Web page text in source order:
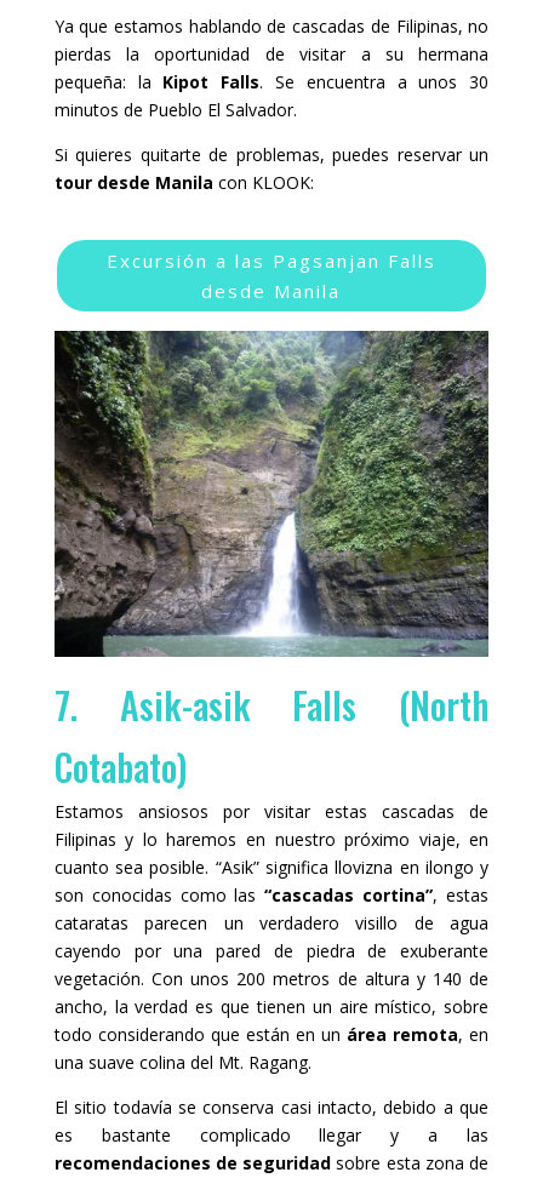
Ya que estamos hablando de cascadas de Filipinas, no
pierdas la oportunidad de visitar a su hermana
pequeña: la Kipot Falls. Se encuentra a unos 30
minutos de Pueblo El Salvador.
Si quieres quitarte de problemas, puedes reservar un
tour desde Manila con KLOOK:
Excursión a las Pagsanjan Falls
desde Manila
7. Asik-asik Falls (North
Cotabato)
Estamos ansiosos por visitar estas cascadas de
Filipinas y lo haremos en nuestro próximo viaje, en
cuanto sea posible. “Asik” significa llovizna en ilongo y
son conocidas como las“cascadas cortina”, estas
cataratas parecen un verdadero visillo de agua
cayendo por una pared de piedra de exuberante
vegetación. Con unos 200 metros de altura y 140 de
ancho, la verdad es que tienen un aire místico, sobre
todo considerando que están en un área remota, en
una suave colina del Mt. Ragang.
El sitio todavía se conserva casi intacto, debido a que
es bastante complicado llegar y a las
recomendaciones de seguridad sobre esta zona de